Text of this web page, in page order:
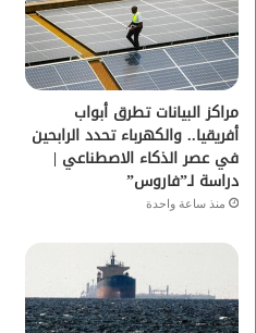
و
ك
ر
مراكز البيانات تطرق أبواب
أفريقيا.. والكهرباء تحدد الرابحين
في عصر الذكاء الاصطناعي |
دراسة لـ”فاروس”
منذ ساعة واحدة